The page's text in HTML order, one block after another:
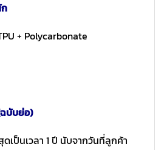
+ Polycarbonate
บับย่อ)
เป็นเวลา 1 ปี นับจากวันที่ลูกค้า